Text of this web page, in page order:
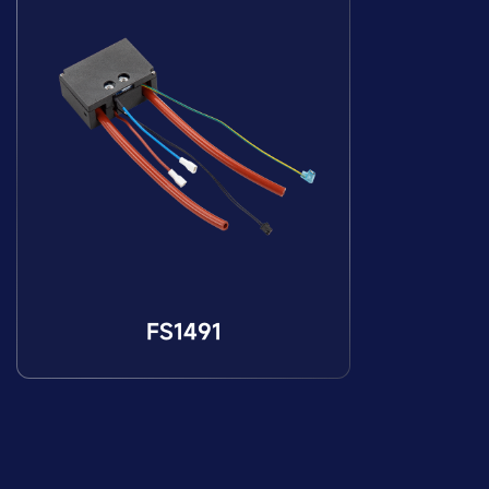
FS1491